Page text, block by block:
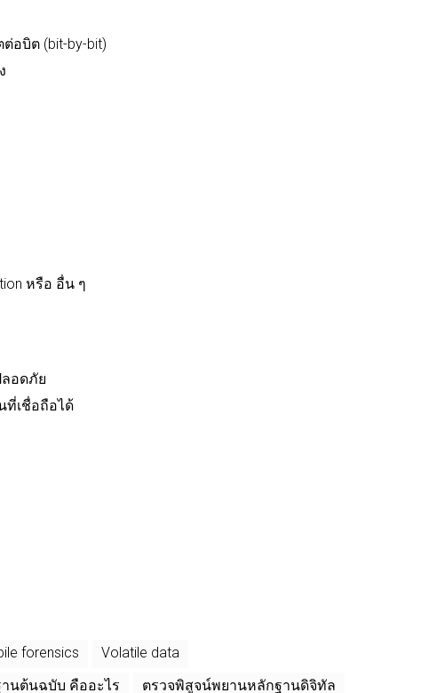
ต่อบิต (bit-by-bit)
หรือ อื่น ๆ
อดภัย
ที่เชื่อถือได้
forensics
Volatile data
นต้นฉบับ คืออะไร
ตรวจพิสูจน์พยานหลักฐานดิจิทัล